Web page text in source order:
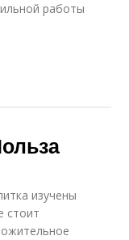
работы
изучены
стоит